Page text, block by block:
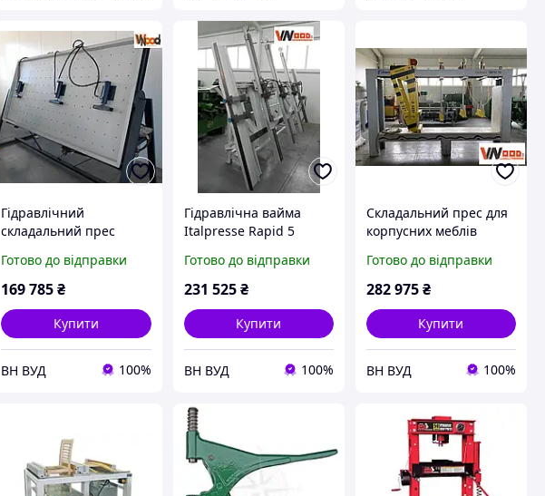
Гідравлічний
складальний прес
Готово до відправки
169 785₴
Купити
ВН ВУД 100%
Гідравлічна вайма
Italpresse Rapid 5
Готово до відправки
231 525 ₴
Купити
ВН ВУД 100%
Складальний прес для
корпусних меблів
Готово до відправки
282 975₴
Купити
ВН ВУД 100%